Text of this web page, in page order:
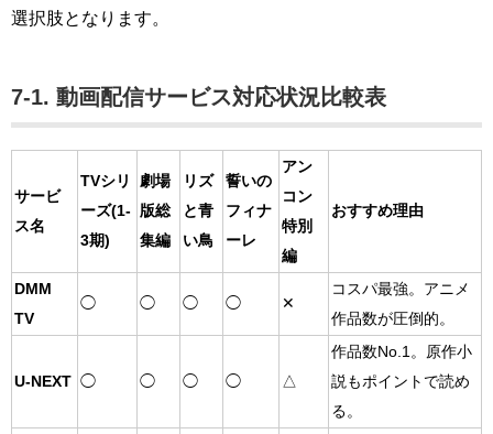
選択肢となります。
7-1. 動画配信サービス対応状況比較表
サービ
ス名
TVシリ
ーズ(1-
3期)
劇場
版総
集編
リズ
と青
い鳥
誓いの
フィナ
ーレ
アン
コン
特別
編
おすすめ理由
DMM
TV
◯ ◯ ◯ ◯ ✕
コスパ最強。アニメ
作品数が圧倒的。
U-NEXT ◯ ◯ ◯ ◯ △
作品数No.1。原作小
説もポイントで読め
る。